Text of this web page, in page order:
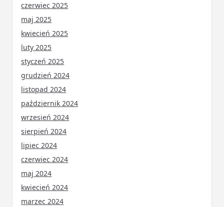
czerwiec 2025
maj 2025
kwiecień 2025
luty 2025
styczeń 2025
grudzień 2024
listopad 2024
październik 2024
wrzesień 2024
sierpień 2024
lipiec 2024
czerwiec 2024
maj 2024
kwiecień 2024
marzec 2024